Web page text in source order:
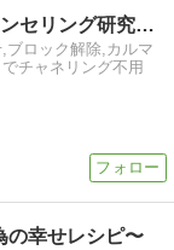
武蔵野市吉祥寺のNMCカウンセリング研究所のつなさん
ブロック解除,カルマ
チャネリング不用
の幸せレシピ〜